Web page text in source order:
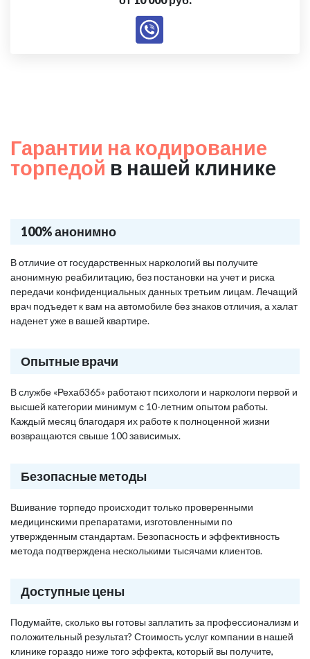
Гарантии на кодирование
торпедой в нашей клинике
100% анонимно
В отличие от государственных наркологий вы получите
анонимную реабилитацию, без постановки на учет и риска
передачи конфиденциальных данных третьим лицам. Лечащий
врач подъедет к вам на автомобиле без знаков отличия, а халат
наденет уже в вашей квартире.
Опытные врачи
В службе «Рехаб365» работают психологи и наркологи первой и
высшей категории минимум с 10-летним опытом работы.
Каждый месяц благодаря их работе к полноценной жизни
возвращаются свыше 100 зависимых.
Безопасные методы
Вшивание торпедо происходит только проверенными
медицинскими препаратами, изготовленными по
утвержденным стандартам. Безопасность и эффективность
метода подтверждена несколькими тысячами клиентов.
Доступные цены
Подумайте, сколько вы готовы заплатить за профессионализм и
положительный результат? Стоимость услуг компании в нашей
клинике гораздо ниже того эффекта, который вы получите,